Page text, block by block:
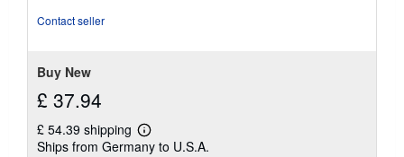
Contact seller
Buy New
£ 37.94
£ 54.39 shipping
Learn
more
Ships from Germany to U.S.A.